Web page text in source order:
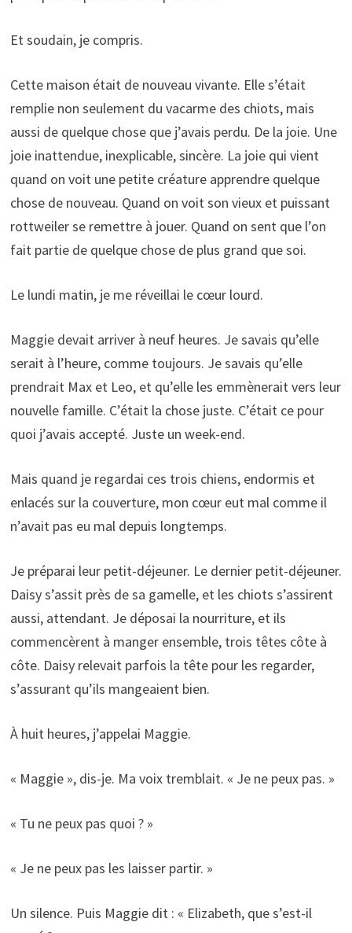
Et soudain, je compris.
Cette maison était de nouveau vivante. Elle s’était
remplie non seulement du vacarme des chiots, mais
aussi de quelque chose que j’avais perdu. De la joie. Une
joie inattendue, inexplicable, sincère. La joie qui vient
quand on voit une petite créature apprendre quelque
chose de nouveau. Quand on voit son vieux et puissant
rottweiler se remettre à jouer. Quand on sent que l’on
fait partie de quelque chose de plus grand que soi.
Le lundi matin, je me réveillai le cœur lourd.
Maggie devait arriver à neuf heures. Je savais qu’elle
serait à l’heure, comme toujours. Je savais qu’elle
prendrait Max et Leo, et qu’elle les emmènerait vers leur
nouvelle famille. C’était la chose juste. C’était ce pour
quoi j’avais accepté. Juste un week-end.
Mais quand je regardai ces trois chiens, endormis et
enlacés sur la couverture, mon cœur eut mal comme il
n’avait pas eu mal depuis longtemps.
Je préparai leur petit-déjeuner. Le dernier petit-déjeuner.
Daisy s’assit près de sa gamelle, et les chiots s’assirent
aussi, attendant. Je déposai la nourriture, et ils
commencèrent à manger ensemble, trois têtes côte à
côte. Daisy relevait parfois la tête pour les regarder,
s’assurant qu’ils mangeaient bien.
À huit heures, j’appelai Maggie.
« Maggie », dis-je. Ma voix tremblait. « Je ne peux pas. »
« Tu ne peux pas quoi ? »
« Je ne peux pas les laisser partir. »
Un silence. Puis Maggie dit : « Elizabeth, que s’est-il